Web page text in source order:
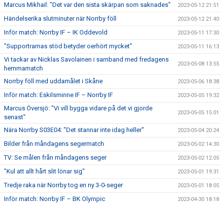
Marcus Mikhail: "Det var den sista skärpan som saknades" 2023-05-12 21:51
Händelserika slutminuter när Norrby föll 2023-05-12 21:40
Inför match: Norrby IF – IK Oddevold 2023-05-11 17:30
"Supportrarnas stöd betyder oerhört mycket" 2023-05-11 16:13
Vi tackar av Nicklas Savolainen i samband med fredagens
hemmamatch
2023-05-08 13:55
Norrby föll med uddamålet i Skåne 2023-05-06 18:38
Inför match: Eskilsminne IF – Norrby IF 2023-05-05 19:32
Marcus Översjö: "Vi vill bygga vidare på det vi gjorde
senast"
2023-05-05 15:01
Nära Norrby S03E04: "Det stannar inte idag heller" 2023-05-04 20:24
Bilder från måndagens segermatch 2023-05-02 14:30
TV: Se målen från måndagens seger 2023-05-02 12:05
"Kul att allt hårt slit lönar sig" 2023-05-01 19:31
Tredje raka när Norrby tog en ny 3-0-seger 2023-05-01 18:05
Inför match: Norrby IF – BK Olympic 2023-04-30 18:18